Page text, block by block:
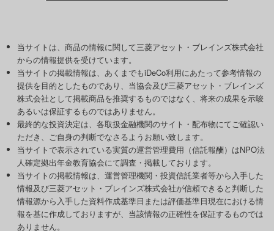
当サイトは、商品の情報に関して三菱アセット・ブレインズ株式会社
からの情報提供を受けています。
当サイトの掲載情報は、あくまでもiDeCo利用にあたって参考情報の
提供を目的としたものであり、当協会及び三菱アセット・ブレインズ
株式会社として掲載商品を推奨するものではなく、将来の成果を示唆
あるいは保証するものではありません。
最終的な投資決定は、各取扱金融機関のサイト・配布物にてご確認い
ただき、ご自身の判断でなさるようお願い致します。
当サイトで表示されている実質の運営管理費用（信託報酬）はNPO法
人確定拠出年金教育協会にて調査・掲載しております。
当サイトの掲載情報は、運営管理機関・投資信託業者等から入手した
情報及び三菱アセット・ブレインズ株式会社が信頼できると判断した
情報源から入手した資料作成基準日または評価基準日現在における情
報を基に作成しておりますが、当該情報の正確性を保証するものでは
ありません。